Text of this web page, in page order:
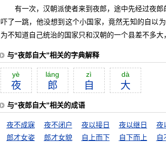
有一次，汉朝派使者来到夜郎，途中先经过夜郎
吓了一跳，他没想到这个小国家，竟然无知的自以
为不知道自己统治的国家只和汉朝的一个县差不多大
与“夜郎自大”相关的字典解释
yè
夜
láng
郎
zì
自
dà
大
与“夜郎自大”相关的成语
夜不成寐 夜不闭户 夜以接日 夜以继日 夜
郎才女姿
郎才女貌 自上而下 自下而上 自